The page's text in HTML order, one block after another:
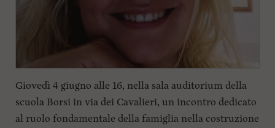
Giovedì 4 giugno alle 16, nella sala auditorium della
scuola Borsi in via dei Cavalieri, un incontro dedicato
al ruolo fondamentale della famiglia nella costruzione